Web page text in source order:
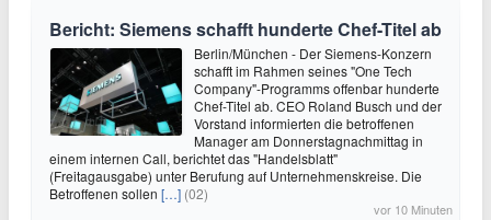
Bericht: Siemens schafft hunderte Chef-Titel ab
Berlin/München - Der Siemens-Konzern
schafft im Rahmen seines "One Tech
Company"-Programms offenbar hunderte
Chef-Titel ab. CEO Roland Busch und der
Vorstand informierten die betroffenen
Manager am Donnerstagnachmittag in
einem internen Call, berichtet das "Handelsblatt"
(Freitagausgabe) unter Berufung auf Unternehmenskreise. Die
Betroffenen sollen […] (02)
vor 10 Minuten